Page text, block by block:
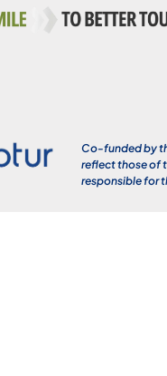
Co-funded by
reflect those of
responsible for